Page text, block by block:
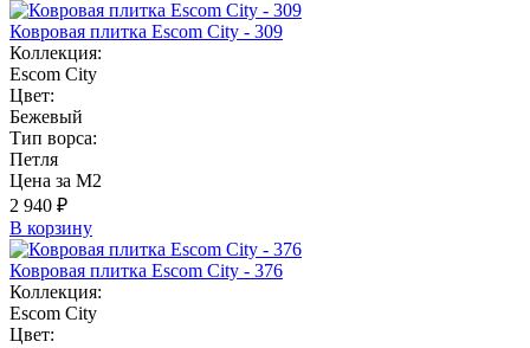
Ковровая плитка Escom City - 309
Коллекция:
Escom City
Цвет:
Бежевый
Тип ворса:
Петля
Цена за М2
2 940 ₽
В корзину
Ковровая плитка Escom City - 376
Коллекция:
Escom City
Цвет: